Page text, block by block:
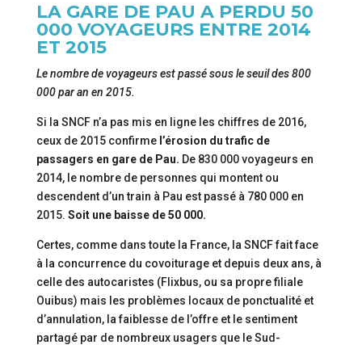
LA GARE DE PAU A PERDU 50
000 VOYAGEURS ENTRE 2014
ET 2015
Le nombre de voyageurs est passé sous le seuil des 800
000 par an en 2015.
Si la SNCF n’a pas mis en ligne les chiffres de 2016,
ceux de 2015 confirmel’érosion du trafic de
passagers en gare de Pau. De 830 000 voyageurs en
2014, le nombre de personnes qui montent ou
descendent d’un train à Pau est passé à 780 000 en
2015. Soit une baisse de 50 000.
Certes, comme dans toute la France, la SNCF fait face
à la concurrence du covoiturage et depuis deux ans, à
celle des autocaristes (Flixbus, ou sa propre filiale
Ouibus) mais les problèmes locaux de ponctualité et
d’annulation, la faiblesse de l’offre et le sentiment
partagé par de nombreux usagers que le Sud-